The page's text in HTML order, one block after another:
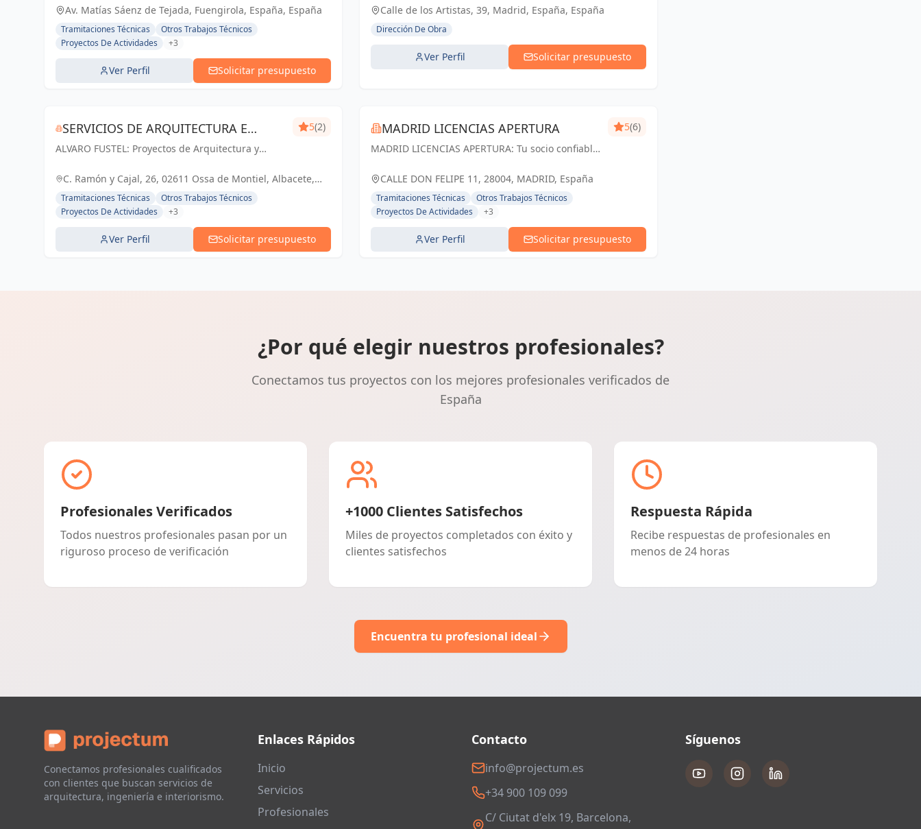
Con Seriedad, Confianza, Rapidez y Economía
como pilares, ofrecemos soluciones...
Av. Matías Sáenz de Tejada, Fuengirola, España, España
Tramitaciones Técnicas
Otros Trabajos Técnicos
Proyectos De Actividades
+3
Ver Perfil Solicitar presupuesto
espacios en Madrid. Tu visión, nuestra pasión.
Calle de los Artistas, 39, Madrid, España, España
Dirección De Obra
Ver Perfil Solicitar presupuesto
SERVICIOS DE ARQUITECTURA E
INMOBILIARIA ÁLVARO FUSTEL
ALVARO FUSTEL: Proyectos de Arquitectura y
Madrid
5(2)
C. Ramón y Cajal, 26, 02611 Ossa de Montiel, Albacete,
España, España
Tramitaciones Técnicas
Otros Trabajos Técnicos
Proyectos De Actividades
+3
Ver Perfil Solicitar presupuesto
MADRID LICENCIAS APERTURA
MADRID LICENCIAS APERTURA: Tu socio confiable
Madrid. Cumplimos tus expectativas.
5(6)
CALLE DON FELIPE 11, 28004, MADRID, España
Tramitaciones Técnicas
Otros Trabajos Técnicos
Proyectos De Actividades
+3
Ver Perfil Solicitar presupuesto
¿Por qué elegir nuestros profesionales?
Conectamos tus proyectos con los mejores profesionales verificados de
España
Profesionales Verificados
Todos nuestros profesionales pasan por un
riguroso proceso de verificación
+1000 Clientes Satisfechos
Miles de proyectos completados con éxito y
clientes satisfechos
Respuesta Rápida
Recibe respuestas de profesionales en
menos de 24 horas
Encuentra tu profesional ideal
Conectamos profesionales cualificados
con clientes que buscan servicios de
arquitectura, ingeniería e interiorismo.
Enlaces Rápidos
Inicio
Servicios
Profesionales
Contacto
info@projectum.es
+34 900 109 099
C/ Ciutat d'elx 19, Barcelona,
Síguenos